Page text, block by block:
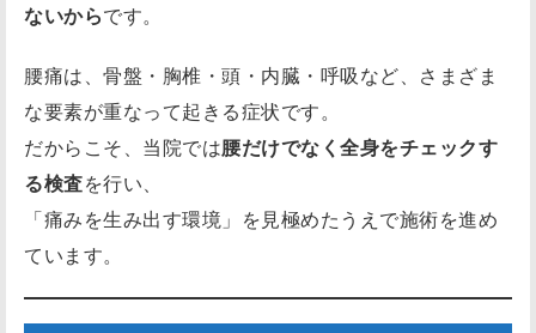
ないからです。
腰痛は、骨盤・胸椎・頭・内臓・呼吸など、さまざま
な要素が重なって起きる症状です。
だからこそ、当院では腰だけでなく全身をチェックす
る検査を行い、
「痛みを生み出す環境」を見極めたうえで施術を進め
ています。